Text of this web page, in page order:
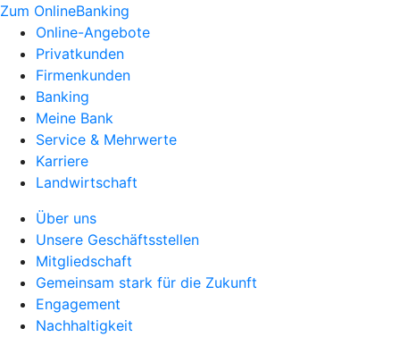
Zum OnlineBanking
Online-Angebote
Privatkunden
Firmenkunden
Banking
Meine Bank
Service & Mehrwerte
Karriere
Landwirtschaft
Über uns
Unsere Geschäftsstellen
Mitgliedschaft
Gemeinsam stark für die Zukunft
Engagement
Nachhaltigkeit